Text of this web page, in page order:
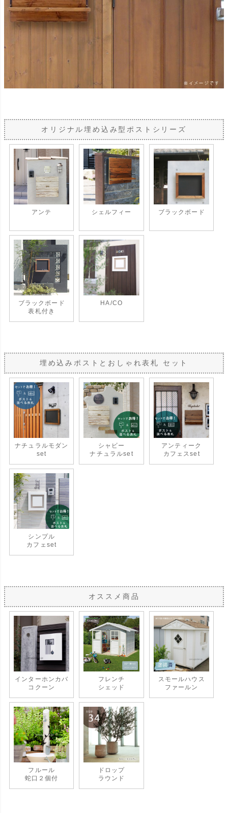
オリジナル埋め込み型ポストシリーズ
アンテ シェルフィー ブラックボード
ブラックボード
表札付き
HA/CO
埋め込みポストとおしゃれ表札 セット
ナチュラルモダン
set
シャビー
ナチュラルset
アンティーク
カフェスset
シンプル
カフェset
オススメ商品
インターホンカバ
コクーン
フレンチ
シェッド
スモールハウス
ファールン
フルール
蛇口２個付
ドロップ
ラウンド